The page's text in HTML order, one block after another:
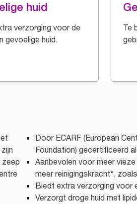
huid
verzorging voor de
gevoelige huid.
Te
zeep
Door ECARF (European
Foundation) gecertificeerd
Aanbevolen voor meer
meer reinigingskracht*,
Biedt extra verzorging voor
Verzorgt droge huid met